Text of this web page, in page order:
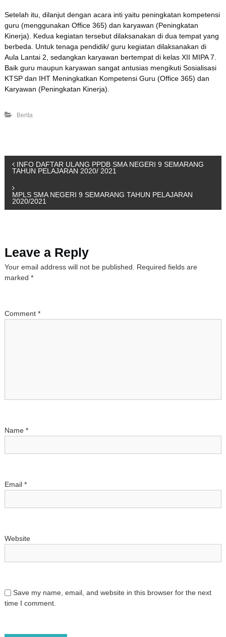
Setelah itu, dilanjut dengan acara inti yaitu peningkatan kompetensi
guru (menggunakan Office 365) dan karyawan (Peningkatan
Kinerja). Kedua kegiatan tersebut dilaksanakan di dua tempat yang
berbeda. Untuk tenaga pendidik/ guru kegiatan dilaksanakan di
Aula Lantai 2, sedangkan karyawan bertempat di kelas XII MIPA 7.
Baik guru maupun karyawan sangat antusias mengikuti Sosialisasi
KTSP dan IHT Meningkatkan Kompetensi Guru (Office 365) dan
Karyawan (Peningkatan Kinerja).
Berita
P
o
s
n
a
o
INFO DAFTAR ULANG PPDB SMA NEGERI 9 SEMARANG
TAHUN PELAJARAN 2020/ 2021
MPLS SMA NEGERI 9 SEMARANG TAHUN PELAJARAN
2020/2021
Leave a Reply
Your email address will not be published.
Required fields are
marked *
Comment *
Name *
Email *
Website
Save my name, email, and website in this browser for the next
time I comment.